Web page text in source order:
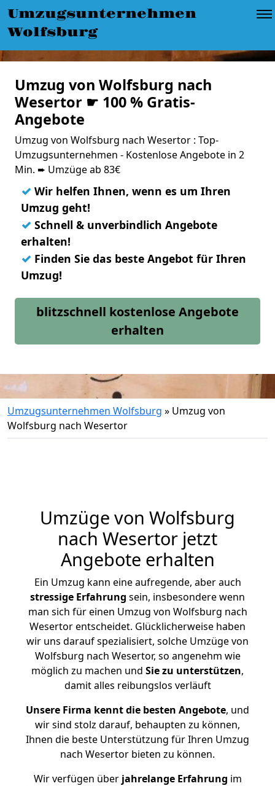
Umzugsunternehmen
Wolfsburg
Umzug von Wolfsburg nach
Wesertor ☛ 100 % Gratis-
Angebote
Umzug von Wolfsburg nach Wesertor : Top-
Umzugsunternehmen - Kostenlose Angebote in 2
Min. ➨ Umzüge ab 83€
✓ Wir helfen Ihnen, wenn es um Ihren
Umzug geht!
✓ Schnell & unverbindlich Angebote
erhalten!
✓ Finden Sie das beste Angebot für Ihren
Umzug!
blitzschnell kostenlose Angebote
erhalten
Umzugsunternehmen Wolfsburg » Umzug von
Wolfsburg nach Wesertor
Umzüge von Wolfsburg
nach Wesertor jetzt
Angebote erhalten
Ein Umzug kann eine aufregende, aber auch
stressige Erfahrung sein, insbesondere wenn
man sich für einen Umzug von Wolfsburg nach
Wesertor entscheidet. Glücklicherweise haben
wir uns darauf spezialisiert, solche Umzüge von
Wolfsburg nach Wesertor, so angenehm wie
möglich zu machen und Sie zu unterstützen,
damit alles reibungslos verläuft
Unsere Firma kennt die besten Angebote, und
wir sind stolz darauf, behaupten zu können,
Ihnen die beste Unterstützung für Ihren Umzug
nach Wesertor bieten zu können.
Wir verfügen überjahrelange Erfahrung im